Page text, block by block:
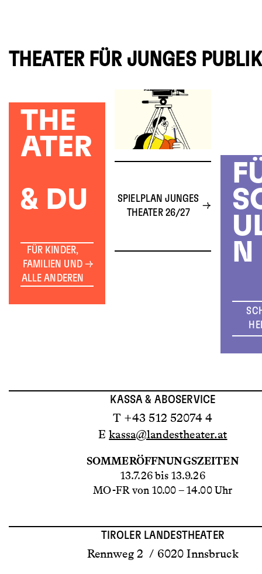
THEATER FÜR JUNGES
THE
ATER
& DU
FÜR KINDER,
FAMILIEN UND
ALLE ANDEREN
SPIELPLAN JUNGES
THEATER 26/27
N
KASSA & ABOSERVICE
T +43 512 52074 4
Ekassa@landestheater.at
SOMMERÖFFNUNGSZEITEN
13.7.26 bis 13.9.26
MO-FR von 10.00 – 14.00 Uhr
TIROLER LANDESTHEATER
Rennweg 2 / 6020 Innsbruck